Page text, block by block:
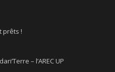
prêts !
– l’AREC UP